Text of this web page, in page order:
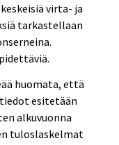
virta- ja
tarkastellaan
huomata, että
esitetään
alkuvuonna
tuloslaskelmat